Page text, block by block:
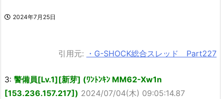
2024年7月25日
引用元: ・G-SHOCK総合スレッド Part227
3: 警備員[Lv.1][新芽] (ﾜﾝﾄﾝｷﾝ MM62-Xw1n
[153.236.157.217]) 2024/07/04(木) 09:05:14.87